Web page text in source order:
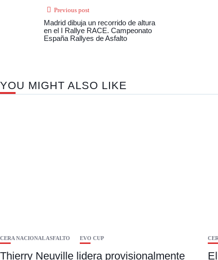
Previous post
Madrid dibuja un recorrido de altura
en el I Rallye RACE. Campeonato
España Rallyes de Asfalto
YOU MIGHT ALSO LIKE
CERA NACIONAL ASFALTO EVO CUP
Thierry Neuville lidera provisionalmente